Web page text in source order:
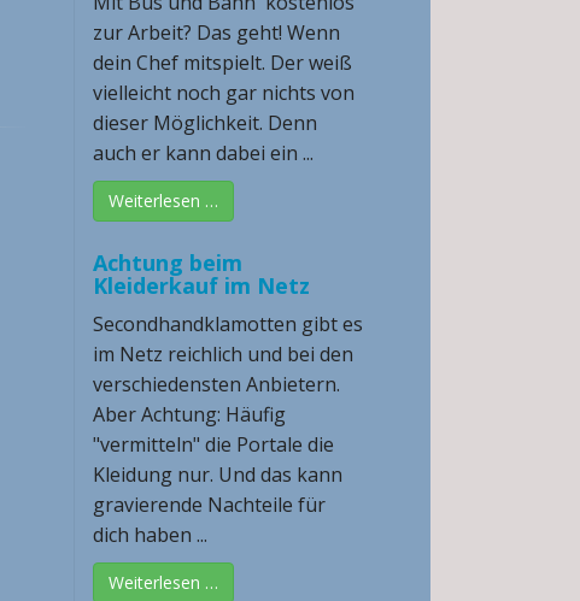
zur Arbeit? Das geht! Wenn
dein Chef mitspielt. Der weiß
vielleicht noch gar nichts von
dieser Möglichkeit. Denn
auch er kann dabei ein ...
Weiterlesen …
Achtung beim
Kleiderkauf im Netz
Secondhandklamotten gibt es
im Netz reichlich und bei den
verschiedensten Anbietern.
Aber Achtung: Häufig
"vermitteln" die Portale die
Kleidung nur. Und das kann
gravierende Nachteile für
dich haben ...
Weiterlesen …